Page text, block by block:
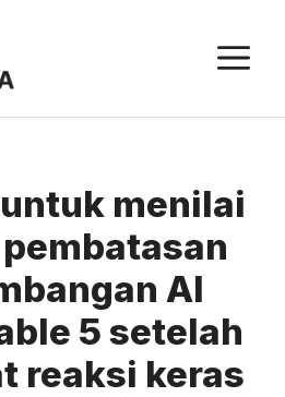
menilai
AI
5 setelah
reaksi keras